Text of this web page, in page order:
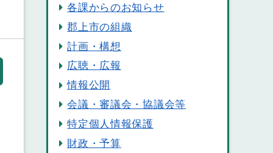
各課からのお知らせ
郡上市の組織
計画・構想
広聴・広報
情報公開
会議・審議会・協議会等
特定個人情報保護
財政・予算